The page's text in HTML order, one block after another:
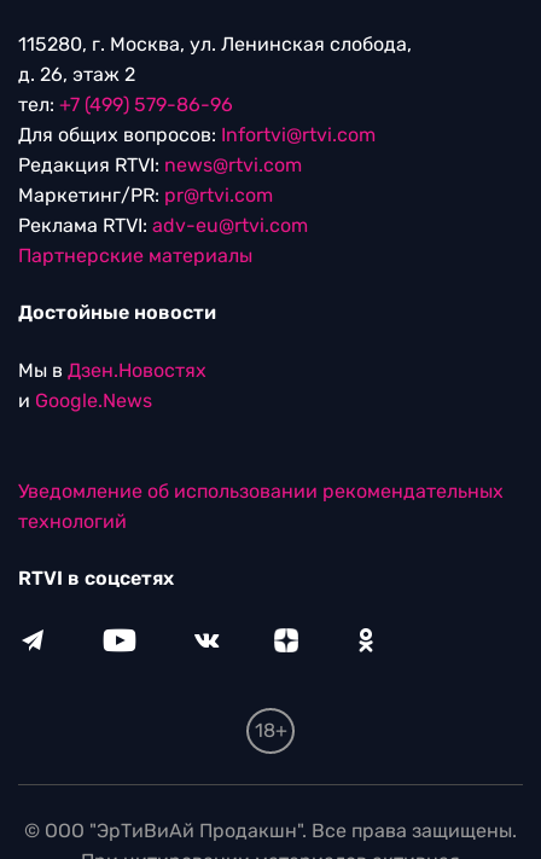
115280, г. Москва, ул. Ленинская слобода,
д. 26, этаж 2
тел: +7 (499) 579-86-96
Для общих вопросов: Infortvi@rtvi.com
Редакция RTVI: news@rtvi.com
Маркетинг/PR: pr@rtvi.com
Реклама RTVI: adv-eu@rtvi.com
Партнерские материалы
Достойные новости
Мы в Дзен.Новостях
и Google.News
Уведомление об использовании рекомендательных
технологий
RTVI в соцсетях
18+
© ООО "ЭрТиВиАй Продакшн". Все права защищены.